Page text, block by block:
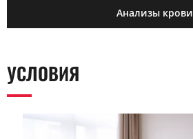
Анализы крови
УСЛОВИЯ